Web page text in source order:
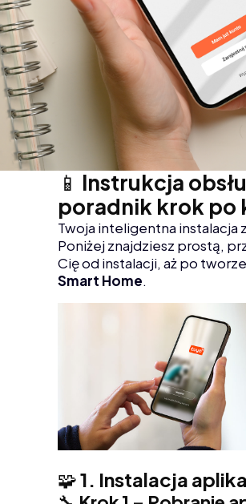
📱 Instrukcja
poradnik krok po
Twoja inteligentna instalacja
Poniżej znajdziesz prostą,
Cię od instalacji, aż po
Smart Home.
🧩1. Instalacja